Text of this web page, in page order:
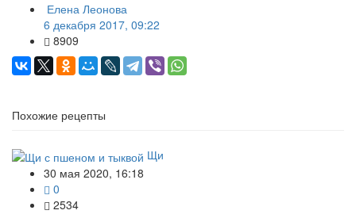
Елена Леонова
6 декабря 2017, 09:22
8909
Похожие рецепты
Щи
30 мая 2020, 16:18
0
2534